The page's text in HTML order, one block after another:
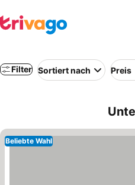
Filter Sortiert nach Preis
Beliebte Wahl